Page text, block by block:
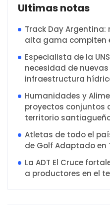
Ultimas notas
Track Day Argentina:
alta gama compiten
Especialista de la
necesidad de
infraestructura
Humanidades y
proyectos conjuntos
territorio
Atletas de todo el
de Golf Adaptado en
La ADT El Cruce
a productores en el